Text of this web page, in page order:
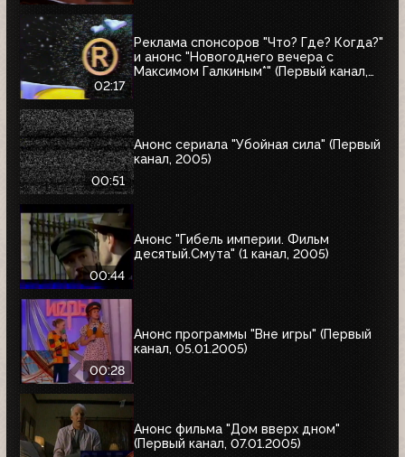
02:17
Реклама спонсоров "Что? Где? Когда?"
и анонс "Новогоднего вечера с
Максимом Галкиным*" (Первый канал,
00:51
Анонс сериала "Убойная сила" (Первый
канал, 2005)
00:44
Анонс "Гибель империи. Фильм
десятый.Смута" (1 канал, 2005)
00:28
Анонс программы "Вне игры" (Первый
канал, 05.01.2005)
Анонс фильма "Дом вверх дном"
(Первый канал, 07.01.2005)